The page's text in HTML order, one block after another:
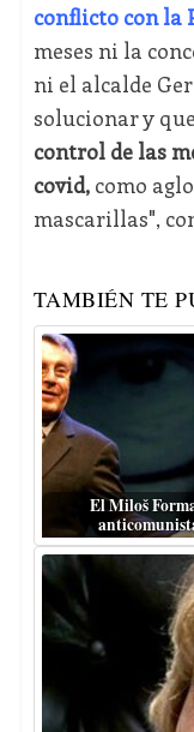
conflicto con la
meses ni la
ni el alcalde
solucionar y
control de las
covid,como
mascarillas",
TAMBIÉN TE
El Miloš